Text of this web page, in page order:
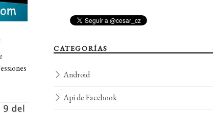
CATEGORÍAS
Android
Api de Facebook